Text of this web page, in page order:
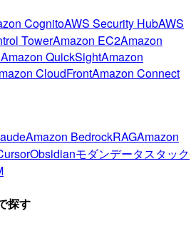
CognitoAWS Security HubAWS
TowerAmazon EC2Amazon
Amazon QuickSightAmazon
CloudFrontAmazon Connect
Amazon BedrockRAGAmazon
Obsidianモダンデータスタック
探す